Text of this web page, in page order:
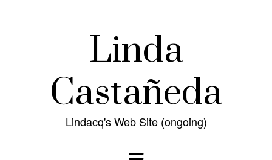
Linda
Castañeda
Lindacq's Web Site (ongoing)